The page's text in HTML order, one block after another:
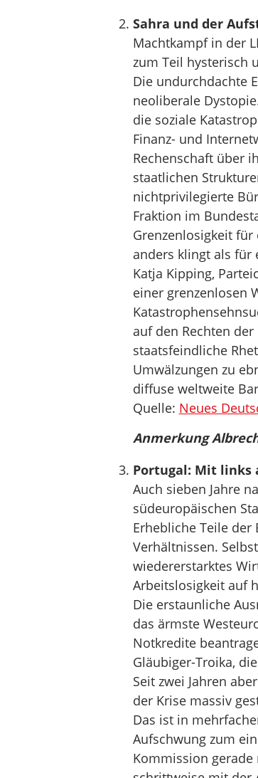
Sahra und der
Machtkampf in der
zum Teil hysterisch
Die undurchdachte
neoliberale
die soziale
Finanz- und
Rechenschaft über
staatlichen
nichtprivilegierte
Fraktion im
Grenzenlosigkeit
anders klingt als für
Katja Kipping,
einer grenzenlosen
auf den Rechten
staatsfeindliche
Umwälzungen zu
diffuse weltweite
Quelle: Neues
Anmerkung
Portugal: Mit links
Auch sieben Jahre
südeuropäischen
Erhebliche Teile
Verhältnissen.
wiedererstarktes
Arbeitslosigkeit auf
Die erstaunliche
das ärmste
Notkredite
Gläubiger-Troika,
Seit zwei Jahren
der Krise massiv
Das ist in
Aufschwung zum
Kommission